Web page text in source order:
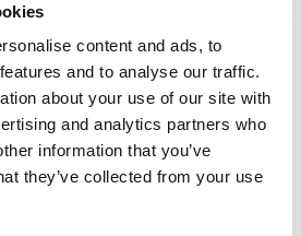
content and ads, to
and to analyse our traffic.
about your use of our site with
and analytics partners who
information that you’ve
they’ve collected from your use
gestionar o
cookies?
de esta Política de
1 de marzo de 2023